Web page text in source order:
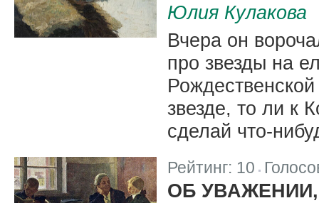
Юлия Кулакова
Вчера он
про звезды на
звезде, то ли к
сделай что-
Рейтинг: 10
ОБ